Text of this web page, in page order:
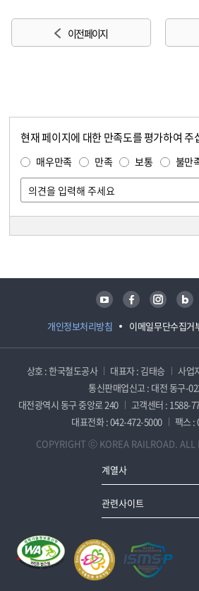
이전 페이지
현재 페이지에 대한 만족도를 평가하여 주
매우만족 만족 보통 불만
개인정보처리방침 이메일무단수집거
유튜브 페이스북 인스타그램 블로그
상호 : 한국철도공사 대표자 : 김태승
사업
통신판매업신고 : 대전 동구-
대전광역시 동구 중앙로 240
고객센터 : 1588-
대표전화 : 042-472-5000
팩스 :
COPYRIGHT ⓒ KOREA RAILROAD. ALL
계열사
관련사이트